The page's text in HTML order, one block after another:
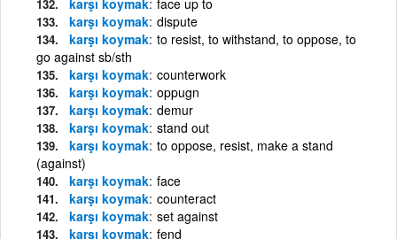
karşı koymak dispute
karşı koymak to resist, to withstand, to oppose, to
go against sb/sth
karşı koymak counterwork
karşı koymak oppugn
karşı koymak demur
karşı koymak stand out
karşı koymak to oppose, resist, make a stand
(against)
karşı koymak face
karşı koymak counteract
karşı koymak set against
karşı koymak fend